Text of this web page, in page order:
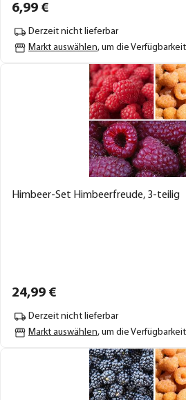
6,99 €
Derzeit nicht lieferbar
Markt auswählen, um die
Himbeer-Set Himbeerfreude, 3-teilig
24,99 €
Derzeit nicht lieferbar
Markt auswählen, um die